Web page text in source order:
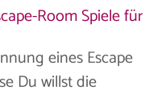
Room Spiele für
eines Escape
Du willst die